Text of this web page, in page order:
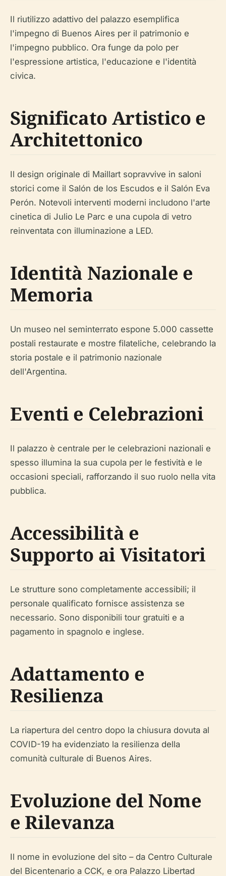
Il riutilizzo adattivo del palazzo esemplifica
l'impegno di Buenos Aires per il patrimonio e
l'impegno pubblico. Ora funge da polo per
l'espressione artistica, l'educazione e l'identità
civica.
Significato Artistico e
Architettonico
Il design originale di Maillart sopravvive in saloni
storici come il Salón de los Escudos e il Salón Eva
Perón. Notevoli interventi moderni includono l'arte
cinetica di Julio Le Parc e una cupola di vetro
reinventata con illuminazione a LED.
Identità Nazionale e
Memoria
Un museo nel seminterrato espone 5.000 cassette
postali restaurate e mostre filateliche, celebrando la
storia postale e il patrimonio nazionale
dell'Argentina.
Eventi e Celebrazioni
Il palazzo è centrale per le celebrazioni nazionali e
spesso illumina la sua cupola per le festività e le
occasioni speciali, rafforzando il suo ruolo nella vita
pubblica.
Accessibilità e
Supporto ai Visitatori
Le strutture sono completamente accessibili; il
personale qualificato fornisce assistenza se
necessario. Sono disponibili tour gratuiti e a
pagamento in spagnolo e inglese.
Adattamento e
Resilienza
La riapertura del centro dopo la chiusura dovuta al
COVID-19 ha evidenziato la resilienza della
comunità culturale di Buenos Aires.
Evoluzione del Nome
e Rilevanza
Il nome in evoluzione del sito – da Centro Culturale
del Bicentenario a CCK, e ora Palazzo Libertad